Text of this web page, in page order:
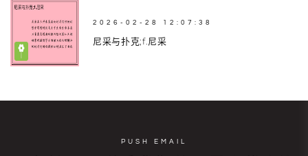
2026-02-28 12:07:38
尼采与扑克;f.尼采
PUSH EMAIL